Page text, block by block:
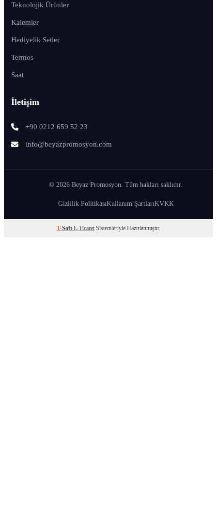
Teknolojik Ürünler
Kalemler
Hediyelik Setler
Termos
Saat
İletişim
+90 0212 659 52 23
info@beyazpromosyon.com
© 2026 Beyaz Promosyon. Tüm hakları saklıdır.
Gizlilik PolitikasıKullanım ŞartlarıKVKK
T-Soft E-Ticaret Sistemleriyle Hazırlanmıştır.